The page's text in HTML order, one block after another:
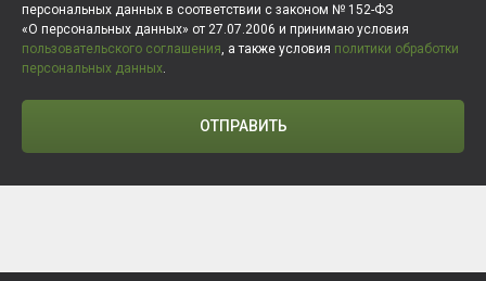
персональных данных в соответствии с законом № 152-ФЗ
«О персональных данных» от 27.07.2006 и принимаю условия
пользовательского соглашения, а также условия политики обработки
персональных данных.
ОТПРАВИТЬ